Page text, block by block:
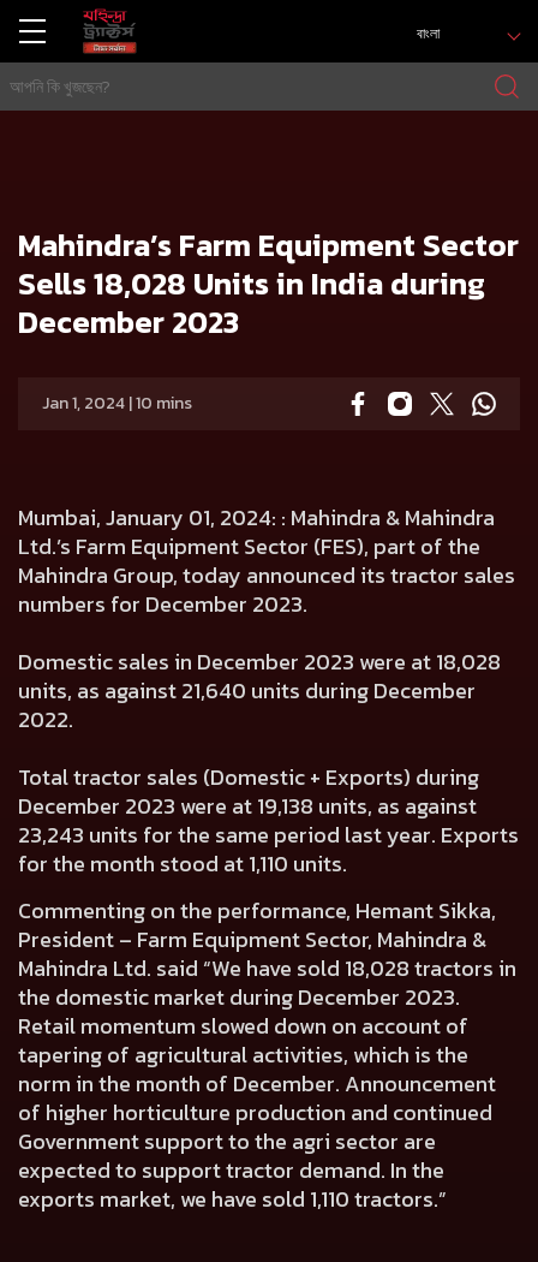
বাংলা
Mahindra’s Farm Equipment Sector
Sells 18,028 Units in India during
December 2023
Jan 1, 2024 | 10 mins
Mumbai, January 01, 2024: : Mahindra & Mahindra
Ltd.’s Farm Equipment Sector (FES), part of the
Mahindra Group, today announced its tractor sales
numbers for December 2023.
Domestic sales in December 2023 were at18,028
units, as against21,640 units during December
2022.
Total tractor sales (Domestic + Exports) during
December 2023 were at19,138 units, as against
23,243 units for the same period last year. Exports
for the month stood at1,110 units.
Commenting on the performance, Hemant Sikka,
President – Farm Equipment Sector, Mahindra &
Mahindra Ltd. said “We have sold 18,028 tractors in
the domestic market during December 2023.
Retail momentum slowed down on account of
tapering of agricultural activities, which is the
norm in the month of December. Announcement
of higher horticulture production and continued
Government support to the agri sector are
expected to support tractor demand. In the
exports market, we have sold 1,110tractors.”